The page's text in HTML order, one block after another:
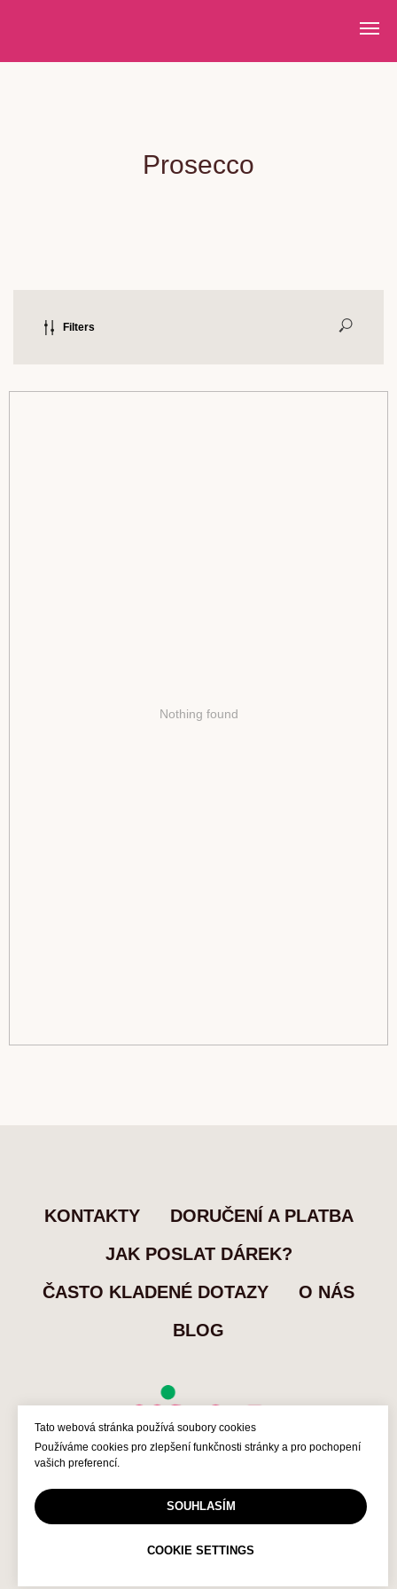
Tato webová stránka používá soubory cookies
Používáme cookies pro zlepšení funkčnosti stránky a pro pochopení
vašich preferencí.
SOUHLASÍM
COOKIE SETTINGS
DORUČENÍ PO PRAZE VE STEJNÝ DEN
Prosecco
Filters
Nothing found
KONTAKTY
DORUČENÍ A PLATBA
JAK POSLAT DÁREK?
ČASTO KLADENÉ DOTAZY
O NÁS
BLOG
Zákaznická podpora